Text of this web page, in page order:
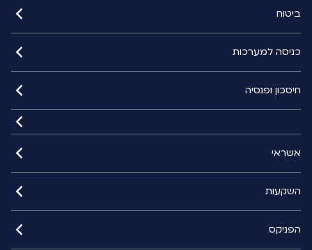
ביטוח
כניסה למערכות
חיסכון ופנסיה
אשראי
השקעות
הפניקס